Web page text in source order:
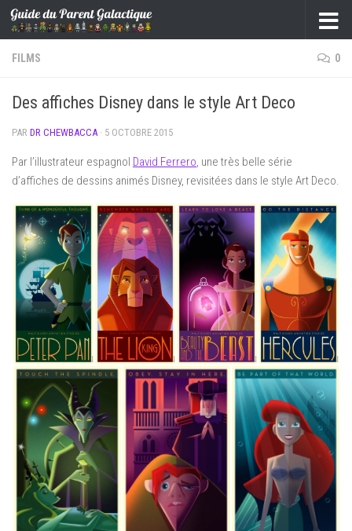
Skip to content
FILMS 0
Des affiches Disney dans le style Art Deco
PAR DR CHEWBACCA · 5 OCTOBRE 2015
Par l’illustrateur espagnol David Ferrero, une très belle série
d’affiches de dessins animés Disney, revisitées dans le style Art Deco.